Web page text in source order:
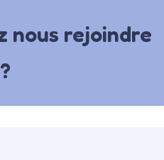
nous rejoindre
?